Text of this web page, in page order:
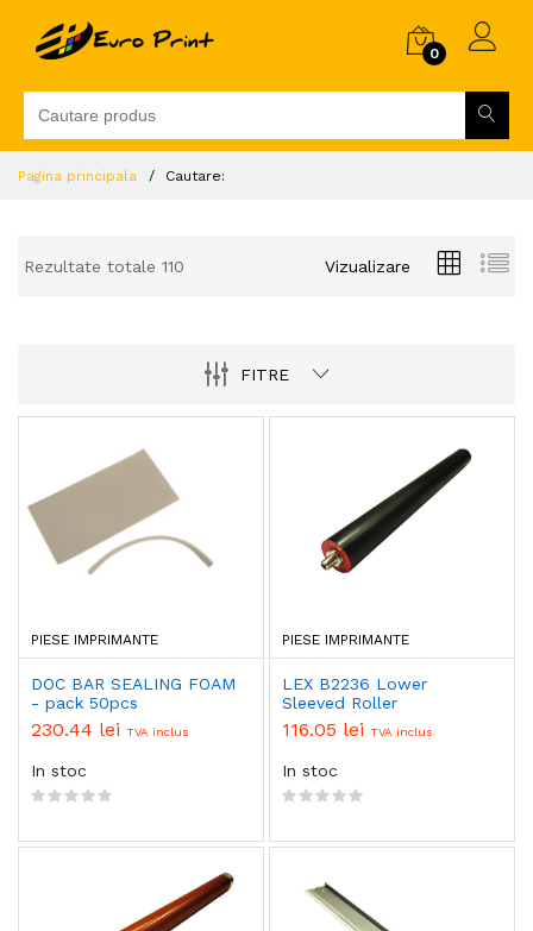
0
Pagina principala Cautare:
Rezultate totale 110 Vizualizare
FITRE
PIESE IMPRIMANTE
DOC BAR SEALING FOAM
- pack 50pcs
230.44 lei TVA inclus
In stoc
PIESE IMPRIMANTE
LEX B2236 Lower
Sleeved Roller
116.05 lei TVA inclus
In stoc